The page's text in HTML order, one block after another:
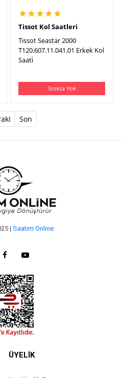
★★★★★
Tissot Kol Saatleri
Tissot Seastar 2000
T120.607.11.041.01 Erkek Kol
Saati̇
Stokta Yok
Son
| Saatim Online
ÜYELİK